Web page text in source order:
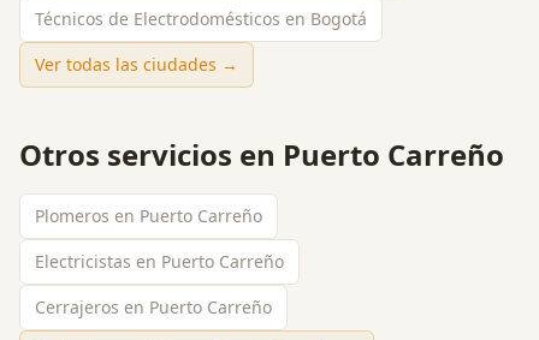
Técnicos de Electrodomésticos en Bogotá
Ver todas las ciudades →
Otros servicios en Puerto Carreño
Plomeros en Puerto Carreño
Electricistas en Puerto Carreño
Cerrajeros en Puerto Carreño